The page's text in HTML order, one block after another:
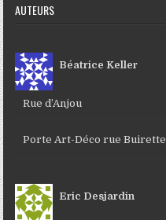
AUTEURS
Béatrice Keller
Rue d’Anjou
Porte Art-Déco rue Buirette
Eric Desjardin